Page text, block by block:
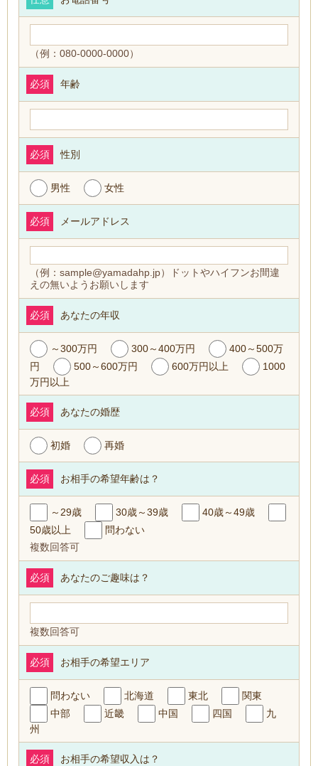
（例：080-0000-0000）
年齢
必須
性別
必須
男性 女性
メールアドレス
必須
（例：sample@yamadahp.jp）ドットやハイフンお間違
えの無いようお願いします
あなたの年収
必須
～300万円 300～400万円
400～500万
円
500～600万円 600万円以上
1000
万円以上
あなたの婚歴
必須
初婚 再婚
お相手の希望年齢は？
必須
～29歳 30歳～39歳
40歳～49歳
50歳以上
問わない
複数回答可
あなたのご趣味は？
必須
複数回答可
お相手の希望エリア
必須
問わない 北海道 東北
関東
中部
近畿 中国 四国
九
州
お相手の希望収入は？
必須